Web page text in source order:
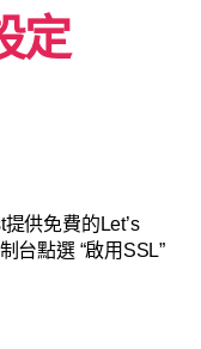
定
供免費的Let’s
台點選 “啟用SSL”